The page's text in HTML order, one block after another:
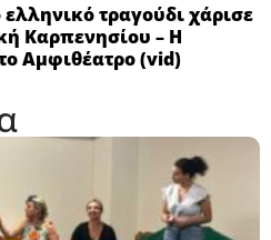
τραγούδι χάρισε
Καρπενησίου – Η
Αμφιθέατρο (vid)